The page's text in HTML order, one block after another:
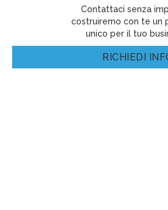
Contattaci senza
costruiremo con te un
unico per il tuo
RICHIEDI